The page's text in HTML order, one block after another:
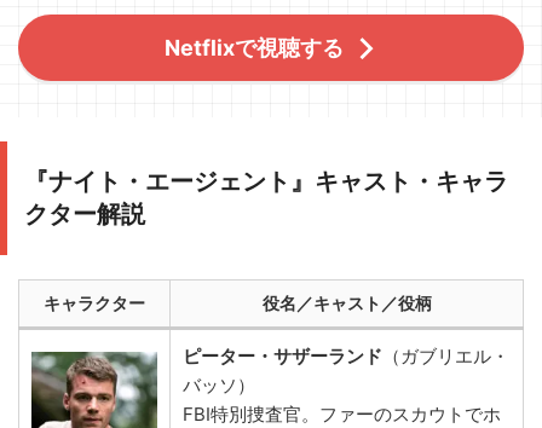
Netflixで視聴する
『ナイト・エージェント』キャスト・キャラ
クター解説
キャラクター 役名／キャスト／役柄
ピーター・サザーランド （ガブリエル・
バッソ）
FBI特別捜査官。ファーのスカウトでホ